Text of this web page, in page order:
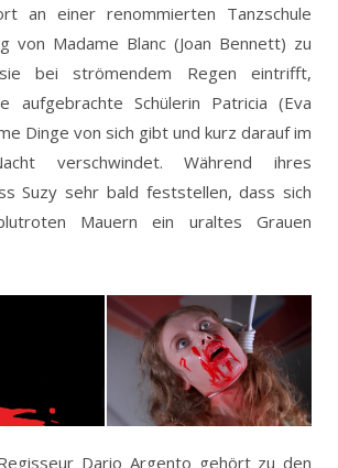
an einer renommierten Tanzschule
von Madame Blanc (Joan Bennett) zu
bei strömendem Regen eintrifft,
aufgebrachte Schülerin Patricia (Eva
Dinge von sich gibt und kurz darauf im
verschwindet. Während ihres
Suzy sehr bald feststellen, dass sich
Mauern ein uraltes Grauen
Dario Argento gehört zu den